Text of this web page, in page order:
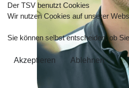
Der TSV benutzt Cookies
Wir nutzen Cookies auf unserer
Sie können selbst entscheiden, ob
Akzeptieren Ablehnen